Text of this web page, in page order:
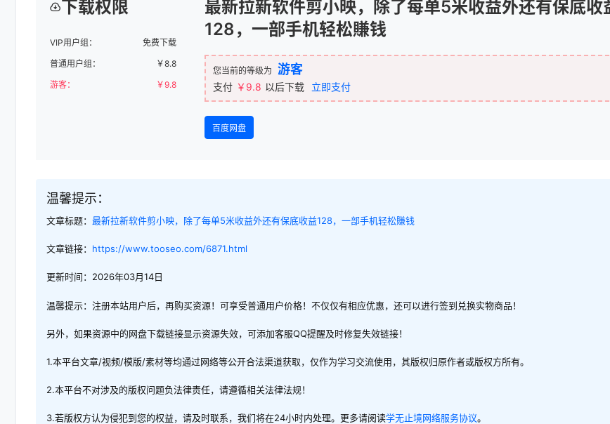
下载权限
VIP用户组：
免费下载
普通用户组：
￥8.8
游客：
￥9.8
最新拉新软件剪小映，除了每单5米收益外还有保底收
128，一部手机轻松賺钱
您当前的等级为 游客
支付 ￥9.8 以后下载 立即支付
百度网盘
温馨提示：
文章标题： 最新拉新软件剪小映，除了每单5米收益外还有保底收益128，一部手机轻松賺钱
文章链接： https://www.tooseo.com/6871.html
更新时间：2026年03月14日
温馨提示：注册本站用户后，再购买资源！可享受普通用户价格！不仅仅有相应优惠，还可以进行签到兑换实物商品！
另外，如果资源中的网盘下载链接显示资源失效，可添加客服QQ提醒及时修复失效链接！
1.本平台文章/视频/模版/素材等均通过网络等公开合法渠道获取，仅作为学习交流使用，其版权归原作者或版权方所有。
2.本平台不对涉及的版权问题负法律责任，请遵循相关法律法规！
3.若版权方认为侵犯到您的权益，请及时联系，我们将在24小时内处理。更多请阅读学无止境网络服务协议。